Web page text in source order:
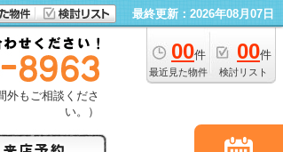
最終更新：2026年08月07日
00件
最近見た物件
00件
検討リスト
外もご相談くださ
い。）